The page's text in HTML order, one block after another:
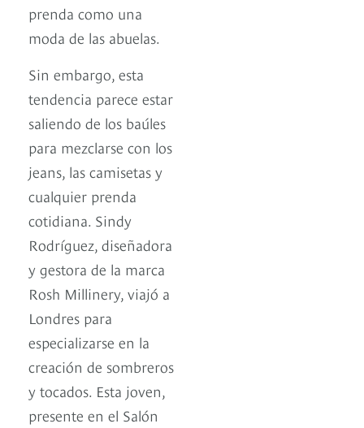
prenda como una
moda de las abuelas.
Sin embargo, esta
tendencia parece estar
saliendo de los baúles
para mezclarse con los
jeans, las camisetas y
cualquier prenda
cotidiana. Sindy
Rodríguez, diseñadora
y gestora de la marca
Rosh Millinery, viajó a
Londres para
especializarse en la
creación de sombreros
y tocados. Esta joven,
presente en el Salón